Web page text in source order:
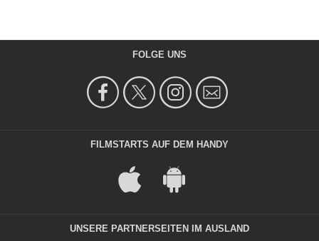
FOLGE UNS
FILMSTARTS AUF DEM HANDY
UNSERE PARTNERSEITEN IM AUSLAND